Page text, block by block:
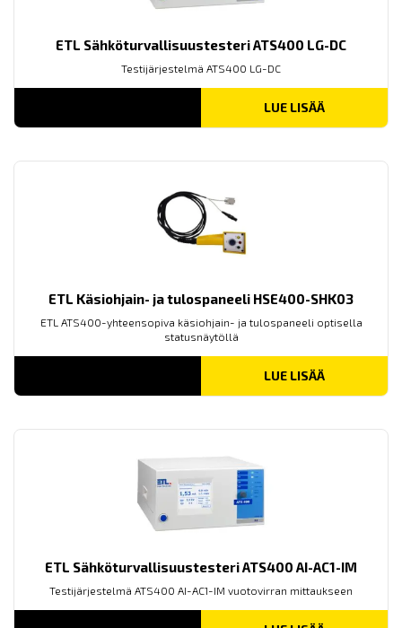
ETL Sähköturvallisuustesteri ATS400 LG-DC
Testijärjestelmä ATS400 LG-DC
LUE LISÄÄ
ETL Käsiohjain- ja tulospaneeli HSE400-SHK03
ETL ATS400-yhteensopiva käsiohjain- ja tulospaneeli optisella
statusnäytöllä
LUE LISÄÄ
ETL Sähköturvallisuustesteri ATS400 AI-AC1-IM
Testijärjestelmä ATS400 AI-AC1-IM vuotovirran mittaukseen